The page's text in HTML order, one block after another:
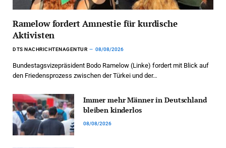
Ramelow fordert Amnestie für kurdische
Aktivisten
DTS NACHRICHTENAGENTUR 08/08/2026
Bundestagsvizepräsident Bodo Ramelow (Linke) fordert mit Blick auf
den Friedensprozess zwischen der Türkei und der…
Immer mehr Männer in Deutschland
bleiben kinderlos
08/08/2026